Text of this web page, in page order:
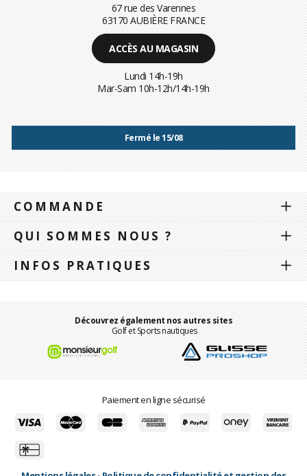
67 rue des Varennes
63170 AUBIÈRE FRANCE
ACCÈS AU MAGASIN
Lundi 14h-19h
Mar-Sam 10h-12h/14h-19h
Fermé le 15/08
COMMANDE
QUI SOMMES NOUS ?
INFOS PRATIQUES
Découvrez également nos autres sites
Golf et Sports nautiques
Paiement en ligne sécurisé